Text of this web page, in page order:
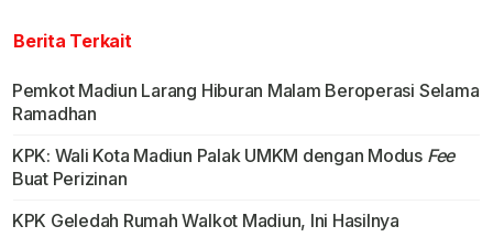
Berita Terkait
Pemkot Madiun Larang Hiburan Malam Beroperasi Selama
Ramadhan
KPK: Wali Kota Madiun Palak UMKM dengan Modus Fee
Buat Perizinan
KPK Geledah Rumah Walkot Madiun, Ini Hasilnya